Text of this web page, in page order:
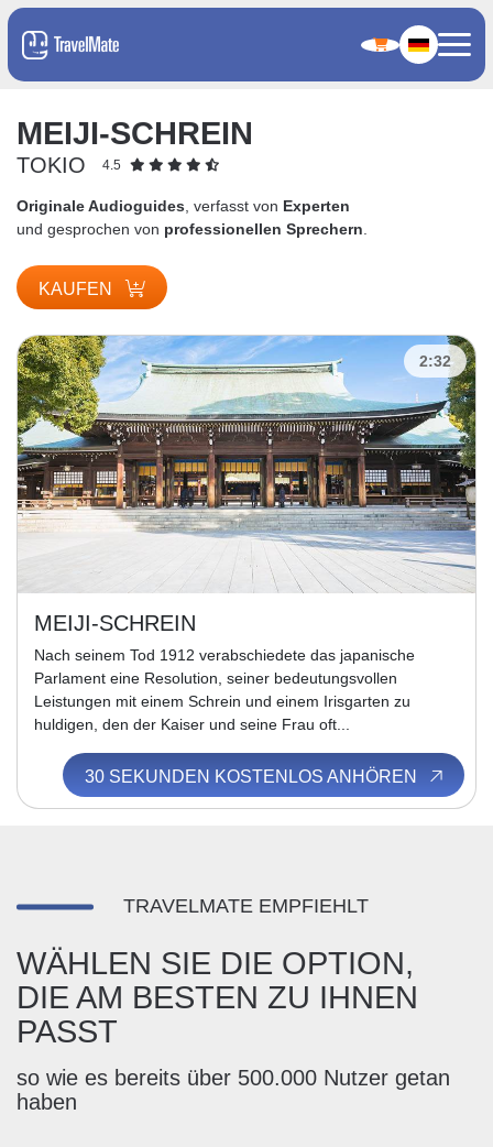
MEIJI-SCHREIN
TOKIO 4.5
Originale Audioguides , verfasst von Experten
und gesprochen von professionellen Sprechern
KAUFEN
2:32
MEIJI-SCHREIN
Nach seinem Tod 1912 verabschiedete das japanische
Parlament eine Resolution, seiner bedeutungsvollen
Leistungen mit einem Schrein und einem Irisgarten zu
huldigen, den der Kaiser und seine Frau oft...
30 SEKUNDEN KOSTENLOS ANHÖREN
TRAVELMATE EMPFIEHLT
WÄHLEN SIE DIE OPTION,
DIE AM BESTEN ZU IHNEN
PASST
so wie es bereits über 500.000 Nutzer getan
haben